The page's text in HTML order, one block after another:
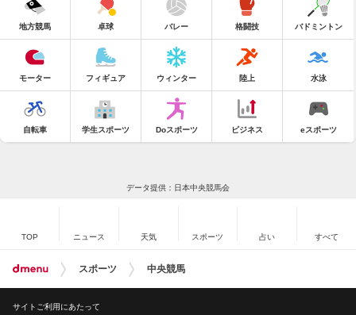
地方競馬 卓球 バレー 格闘技 バドミントン
モーター フィギュア ウィンター 陸上 水泳
自転車 学生スポーツ Doスポーツ ビジネス eスポーツ
データ提供：日本中央競馬会
TOP ニュース 天気 スポーツ 占い すべて
スポーツ 中央競馬
サイトご利用にあたって